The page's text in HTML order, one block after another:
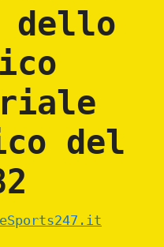
dello
del
eSports247.it